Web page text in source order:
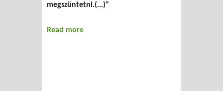
megszüntetni.(...)”
Read more